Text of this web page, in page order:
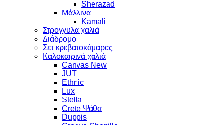
Sherazad
Μάλλινα
Kamali
Στρογγυλά χαλιά
Διάδρομοι
Σετ κρεβατοκάμαρας
Καλοκαιρινά χαλιά
Canvas New
JUT
Ethnic
Lux
Stella
Crete Ψάθα
Duppis